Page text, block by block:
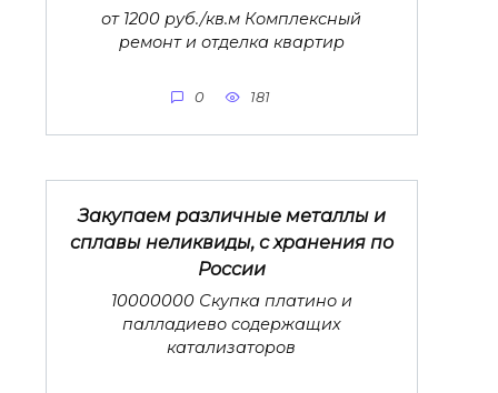
от 1200 руб./кв.м Комплексный
ремонт и отделка квартир
0 181
Закупаем различные металлы и
сплавы неликвиды, с хранения по
России
10000000 Скупка платино и
палладиево содержащих
катализаторов